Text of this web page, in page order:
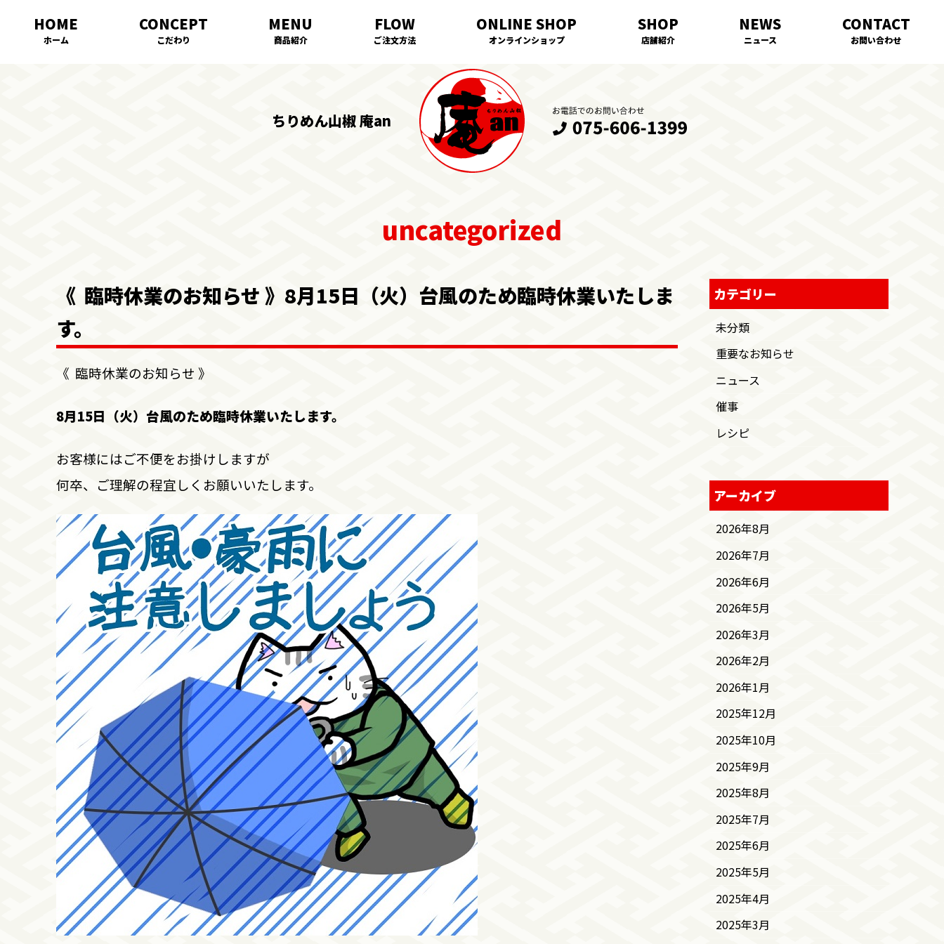
ホーム こだわり 商品紹介 ご注文方法 オンラインショップ 店舗紹介 ニュース お問い合わせ
ちりめん山椒 庵an
《 臨時休業のお知らせ 》8月15日（火）台風のため臨時休業いたしま
す。
《 臨時休業のお知らせ 》
8月15日（火）台風のため臨時休業いたします。
お客様にはご不便をお掛けしますが
何卒、ご理解の程宜しくお願いいたします。
カテゴリー
未分類
重要なお知らせ
ニュース
催事
レシピ
アーカイブ
2026年8月
2026年7月
2026年6月
2026年5月
2026年3月
2026年2月
2026年1月
2025年12月
2025年10月
2025年9月
2025年8月
2025年7月
2025年6月
2025年5月
2025年4月
2025年3月